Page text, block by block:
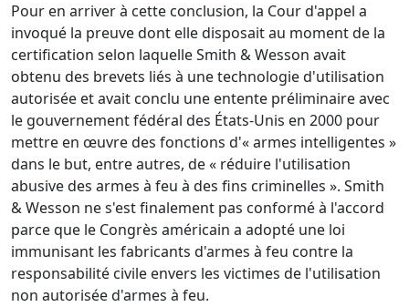
Pour en arriver à cette conclusion, la Cour d'appel a
invoqué la preuve dont elle disposait au moment de la
certification selon laquelle Smith & Wesson avait
obtenu des brevets liés à une technologie d'utilisation
autorisée et avait conclu une entente préliminaire avec
le gouvernement fédéral des États-Unis en 2000 pour
mettre en œuvre des fonctions d'« armes intelligentes »
dans le but, entre autres, de « réduire l'utilisation
abusive des armes à feu à des fins criminelles ». Smith
& Wesson ne s'est finalement pas conformé à l'accord
parce que le Congrès américain a adopté une loi
immunisant les fabricants d'armes à feu contre la
responsabilité civile envers les victimes de l'utilisation
non autorisée d'armes à feu.